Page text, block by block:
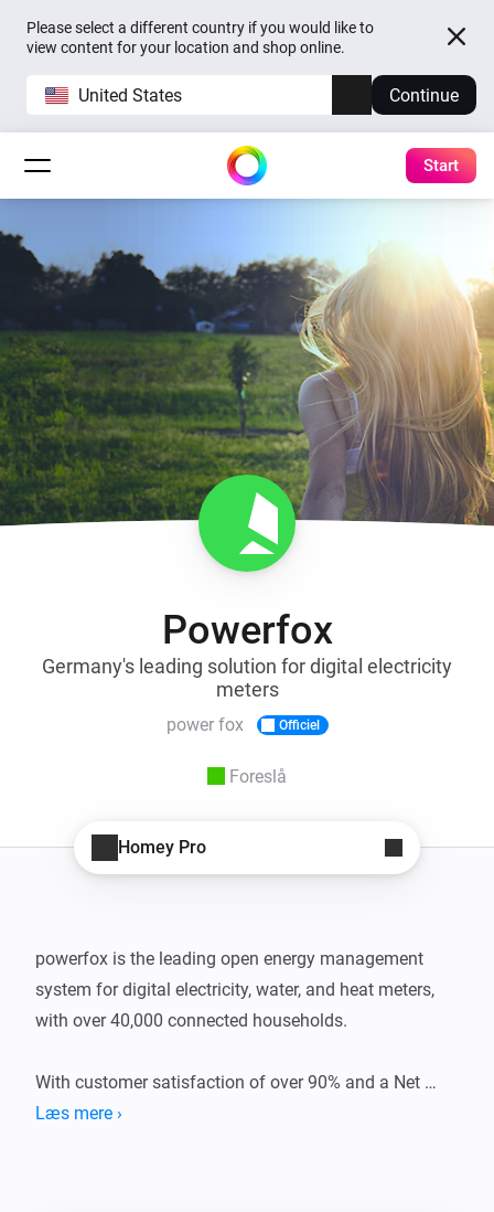
Please select a different country if you would like to
view content for your location and shop online.
United States Continue
Start
Powerfox
Germany's leading solution for digital electricity
meters
power fox Officiel
Foreslå
Homey Pro
powerfox is the leading open energy management
system for digital electricity, water, and heat meters,
with over 40,000 connected households.
With customer satisfaction of over 90% and a Net
Læs mere ›